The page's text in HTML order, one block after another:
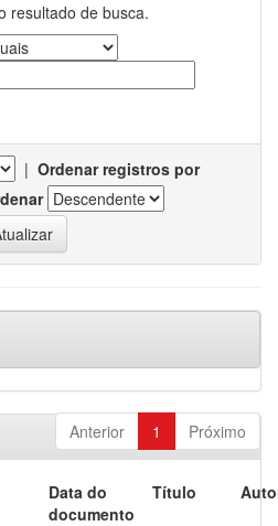
resultado de busca.
| Ordenar registros por
Anterior 1 Próximo
Data do
documento
Título